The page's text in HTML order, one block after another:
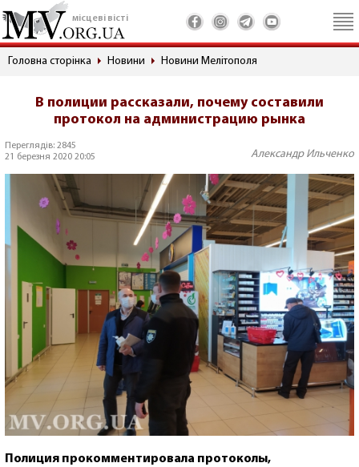
місцеві вісті
Головна сторінка Новини Новини Мелітополя
В полиции рассказали, почему составили
протокол на администрацию рынка
Переглядів: 2845
21 березня 2020 20:05
Александр Ильченко
Полиция прокомментировала протоколы,